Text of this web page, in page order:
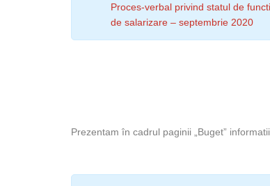
Proces-verbal privind statul de
de salarizare – septembrie 2020
Prezentam în cadrul paginii „Buget”